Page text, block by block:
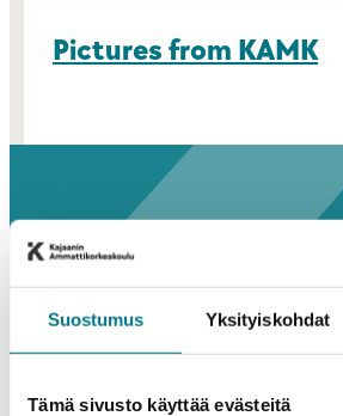
Suostumus Yksityiskohdat
Tämä sivusto käyttää evästeitä
Pictures from KAMK
Presentations
KAMK STRATEGY